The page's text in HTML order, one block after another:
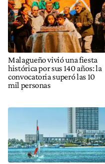
Malagueño vivió una fiesta
histórica por sus 140 años: la
convocatoria superó las 10
mil personas